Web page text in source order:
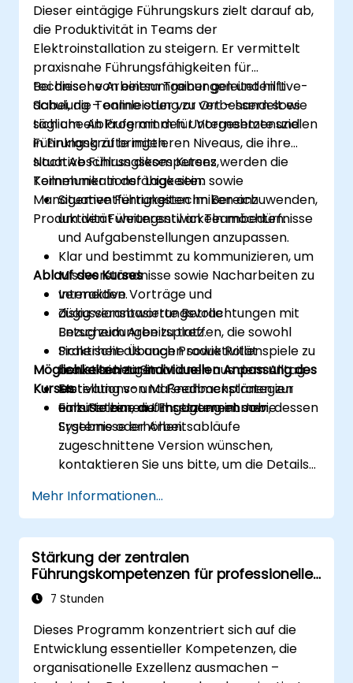
Dieser eintägige Führungskurs zielt darauf ab,
die Produktivität in Teams der
Elektroinstallation zu steigern. Er vermittelt
praxisnahe Führungsfähigkeiten für
technische Arbeitsumgebungen und hilft
dabei, die Teamleistung zu verbessern sowie
tägliche Abläufe mit den Unternehmenszielen
in Einklang zu bringen.
Bei dieser von einem Trainer geleiteten Live-
Schulung – online oder vor Ort – handelt es
sich um ein Programm für Vorgesetzte und
Führungskräfte mittleren Niveaus, die ihre
situative Führungskompetenz,
Kommunikationsfähigkeiten sowie
Managementfertigkeiten im Bereich
Produktivität weiterentwickeln möchten.
Nach Abschluss dieses Kurses werden die
Teilnehmer in der Lage sein:
Situative Führungstechniken anzuwenden,
um den Führungsstil an Teambedürfnisse
und Aufgabenstellungen anzupassen.
Klar und bestimmt zu kommunizieren, um
Missverständnisse sowie Nacharbeiten zu
vermeiden.
Zügig verantwortungsvolle
Entscheidungen zu treffen, die sowohl
Sicherheit als auch Produktivität
berücksichtigen.
Motivations- und Feedbackstrategien
einzusetzen, die Engagement sowie
Ergebnisse erhöhen.
Ablauf des Kurses
Interaktive Vorträge und
diskussionsbasierte Betrachtungen mit
Bezug zum Arbeitsplatz.
Praktische Übungen sowie Rollenspiele zu
realistischen Situationen aus dem Alltag.
Erstellung von Maßnahmenplänen zur
unmittelbaren Umsetzung im Job.
Möglichkeiten zur individuellen Anpassung des
Kurses
Falls Sie eine auf Ihr Unternehmen, dessen
Systeme oder Arbeitsabläufe
zugeschnittene Version wünschen,
kontaktieren Sie uns bitte, um die Details
Mehr Informationen...
Stärkung der zentralen
Führungskompetenzen für professionelle
Exzellenz
7 Stunden
Dieses Programm konzentriert sich auf die
Entwicklung essentieller Kompetenzen, die
organisationelle Exzellenz ausmachen –